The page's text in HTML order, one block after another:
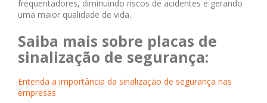
frequentadores, diminuindo riscos de acidentes e gerando
uma maior qualidade de vida.
Saiba mais sobre placas de
sinalização de segurança:
Entenda a importância da sinalização de segurança nas
empresas